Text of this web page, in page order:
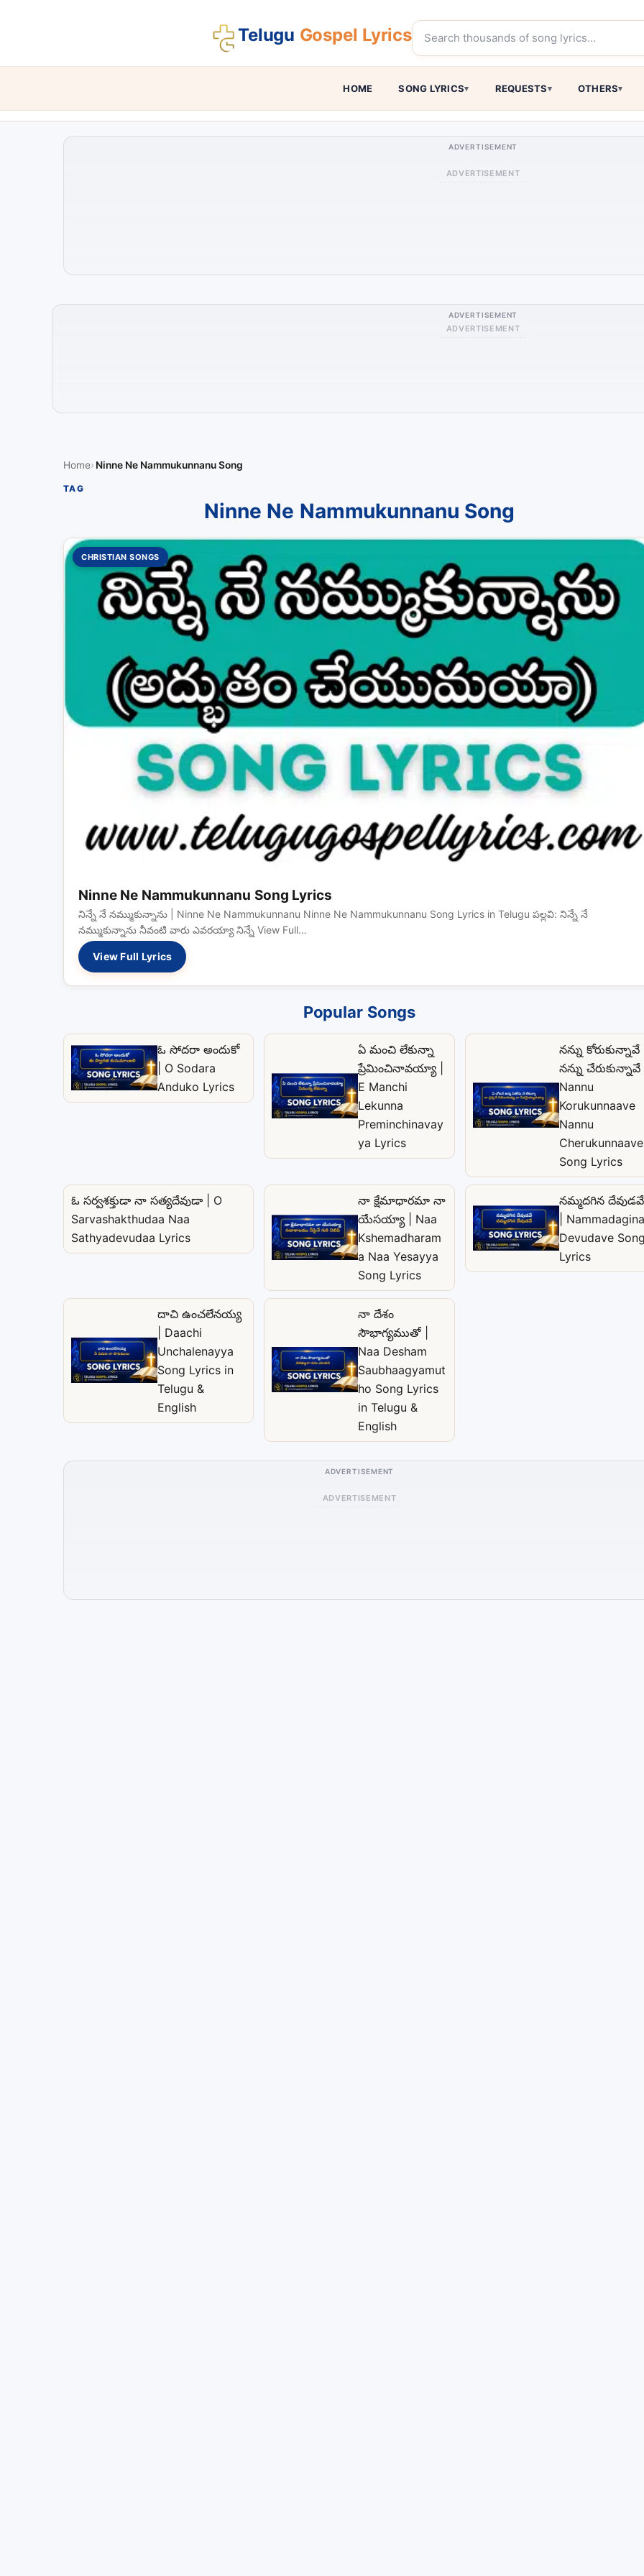
Telugu Gospel Lyrics
HOME SONG LYRICS REQUESTS OTHERS
ADVERTISEMENT
ADVERTISEMENT
ADVERTISEMENT
ADVERTISEMENT
Home Ninne Ne Nammukunnanu Song
TAG
Ninne Ne Nammukunnanu Song
CHRISTIAN SONGS
Ninne Ne Nammukunnanu Song Lyrics
నిన్నే నే నమ్ముకున్నాను | Ninne Ne Nammukunnanu Ninne Ne Nammukunnanu Song Lyrics in Telugu పల్లవి: నిన్నే నే
నమ్ముకున్నాను నీవంటి వారు ఎవరయ్యా నిన్నే View Full…
View Full Lyrics
Popular Songs
ఓ సోదరా అందుకో
| O Sodara
Anduko Lyrics
ఏ మంచి లేకున్నా
ప్రేమించినావయ్యా |
E Manchi
Lekunna
Preminchinavay
ya Lyrics
నన్ను కోరుకున్నావే
నన్ను చేరుకున్నావే |
Nannu
Korukunnaave
Nannu
Cherukunnaave
Song Lyrics
ఓ సర్వశక్తుడా నా సత్యదేవుడా | O
Sarvashakthudaa Naa
Sathyadevudaa Lyrics
నా క్షేమాధారమా నా
యేసయ్యా | Naa
Kshemadharam
a Naa Yesayya
Song Lyrics
నమ్మదగిన దేవుడవే
| Nammadagina
Devudave Song
Lyrics
దాచి ఉంచలేనయ్య
| Daachi
Unchalenayya
Song Lyrics in
Telugu &
English
నా దేశం
సౌభాగ్యముతో |
Naa Desham
Saubhaagyamut
ho Song Lyrics
in Telugu &
English
ADVERTISEMENT
ADVERTISEMENT